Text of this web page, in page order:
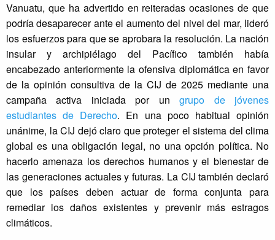
Vanuatu, que ha advertido en reiteradas ocasiones de que
podría desaparecer ante el aumento del nivel del mar, lideró
los esfuerzos para que se aprobara la resolución. La nación
insular y archipiélago del Pacífico también había
encabezado anteriormente la ofensiva diplomática en favor
de la opinión consultiva de la CIJ de 2025 mediante una
campaña activa iniciada por ungrupo de jóvenes
estudiantes de Derecho. En una poco habitual opinión
unánime, la CIJ dejó claro que proteger el sistema del clima
global es una obligación legal, no una opción política. No
hacerlo amenaza los derechos humanos y el bienestar de
las generaciones actuales y futuras. La CIJ también declaró
que los países deben actuar de forma conjunta para
remediar los daños existentes y prevenir más estragos
climáticos.